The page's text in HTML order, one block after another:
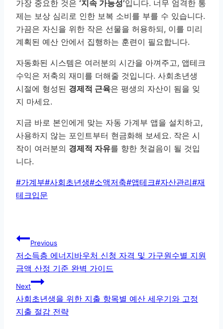
가장 중요한 것은 ‘지속 가능성’입니다. 너무 엄격한 통
제는 보상 심리로 인한 보복 소비를 부를 수 있습니다.
가끔은 자신을 위한 작은 선물을 허용하되, 이를 미리
계획된 예산 안에서 집행하는 훈련이 필요합니다.
자동화된 시스템은 여러분의 시간을 아껴주고, 앱테크
수익은 저축의 재미를 더해줄 것입니다. 사회초년생
시절에 형성된 경제적 근육은 평생의 자산이 됨을 잊
지 마세요.
지금 바로 본인에게 맞는 자동 가계부 앱을 설치하고,
사용하지 않는 포인트부터 현금화해 보세요. 작은 시
작이 여러분의 경제적 자유를 향한 첫걸음이 될 것입
니다.
Post
Tags:
#가계부#사회초년생#소액저축#앱테크#자산관리#재
테크입문
글
탐
색
Previous
저소득층 에너지바우처 신청 자격 및 가구원수별 지원
금액 산정 기준 완벽 가이드
Next
사회초년생을 위한 지출 항목별 예산 세우기와 고정
지출 절감 전략